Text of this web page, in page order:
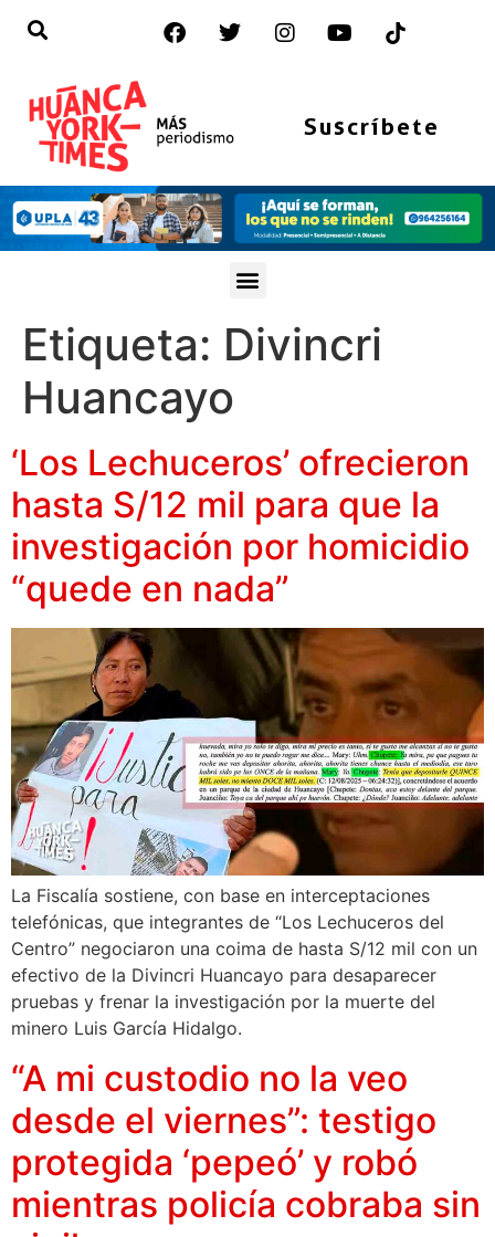
Suscríbete
Etiqueta: Divincri
Huancayo
‘Los Lechuceros’ ofrecieron
hasta S/12 mil para que la
investigación por homicidio
“quede en nada”
La Fiscalía sostiene, con base en interceptaciones
telefónicas, que integrantes de “Los Lechuceros del
Centro” negociaron una coima de hasta S/12 mil con un
efectivo de la Divincri Huancayo para desaparecer
pruebas y frenar la investigación por la muerte del
minero Luis García Hidalgo.
“A mi custodio no la veo
desde el viernes”: testigo
protegida ‘pepeó’ y robó
mientras policía cobraba sin